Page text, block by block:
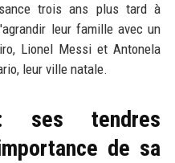
trois ans plus tard à
leur famille avec un
Lionel Messi et Antonela
leur ville natale.
ses tendres
de sa